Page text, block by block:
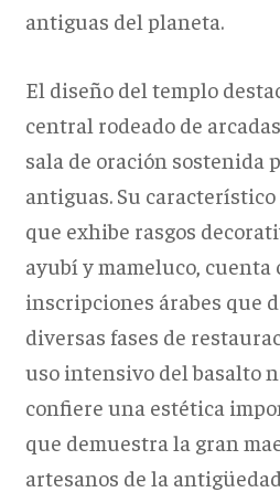
antiguas del planeta.
El diseño del templo
central rodeado de
sala de oración sostenida
antiguas. Su
que exhibe rasgos
ayubí y mameluco, cuenta
inscripciones árabes que
diversas fases de
uso intensivo del basalto
confiere una estética
que demuestra la gran
artesanos de la